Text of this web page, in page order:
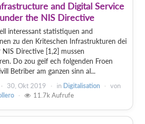
and Digital Service
the NIS Directive
interessant statistiquen and
zu den Kriteschen Infrastrukturen dei
NIS Directive [1,2] mussen
Do zou geif ech folgenden Froen
Betriber am ganzen sinn al...
30, Okt 2019 in Digitalisation
von
11.7k Aufrufe